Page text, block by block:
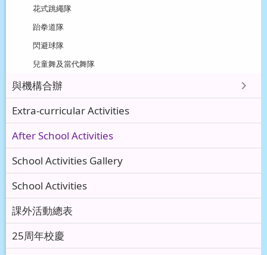
花式跳繩隊
跆拳道隊
閃避球隊
兒童舞及當代舞隊
與機構合辦
Extra-curricular Activities
After School Activities
School Activities Gallery
School Activities
課外活動總表
25周年校慶